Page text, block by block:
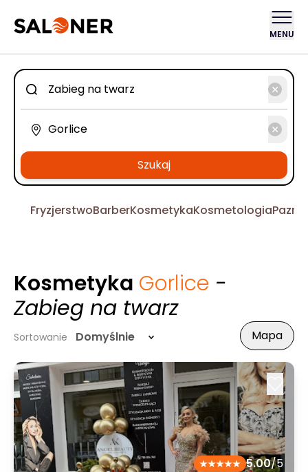
MENU
Szukaj
FryzjerstwoBarberKosmetykaKosmetologia
Kosmetyka Gorlice -
Zabieg na twarz
Sortowanie Domyślnie Mapa
5.00/5